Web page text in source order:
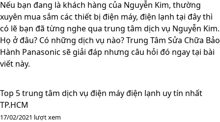
Nếu bạn đang là khách hàng của Nguyễn Kim, thường
xuyên mua sắm các thiết bị điện máy, điện lạnh tại đây thì
có lẽ bạn đã từng nghe qua trung tâm dịch vụ Nguyễn Kim.
Họ ở đâu? Có những dịch vụ nào? Trung Tâm Sửa Chữa Bảo
Hành Panasonic sẽ giải đáp nhưng câu hỏi đó ngay tại bài
viết này.
Top 5 trung tâm dịch vụ điện máy điện lạnh uy tín nhất
TP.HCM
17/02/2021 lượt xem